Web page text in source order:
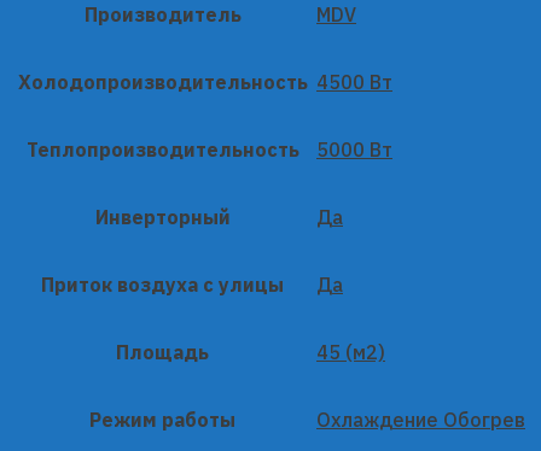
Производитель MDV
Холодопроизводительность 4500 Вт
Теплопроизводительность 5000 Вт
Инверторный Да
Приток воздуха с улицы Да
Площадь 45 (м2)
Режим работы Охлаждение Обогрев